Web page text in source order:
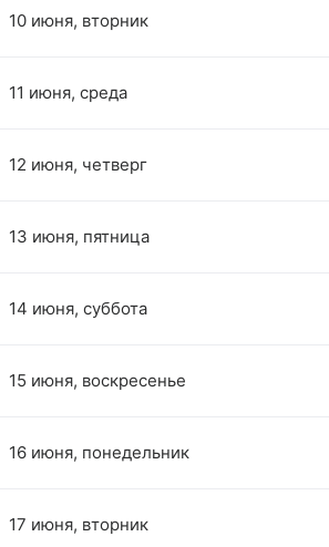
10 июня, вторник
11 июня, среда
12 июня, четверг
13 июня, пятница
14 июня, суббота
15 июня, воскресенье
16 июня, понедельник
17 июня, вторник